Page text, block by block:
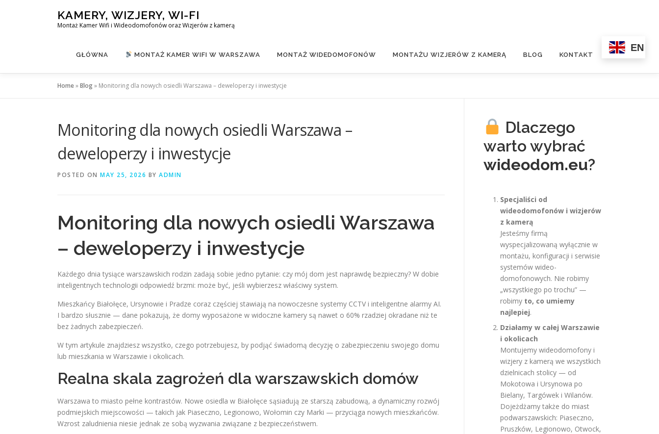
KAMERY, WIZJERY, WI-FI
Montaż Kamer Wifi i Wideodomofonów oraz Wizjerów z kamerą
GŁÓWNA MONTAŻ KAMER WIFI W WARSZAWA MONTAŻ WIDEDOMOFONÓW MONTAŻU WIZJERÓW Z KAMERĄ BLOG KONTAKT
EN
Home»Blog» Monitoring dla nowych osiedli Warszawa – deweloperzy i inwestycje
Monitoring dla nowych osiedli Warszawa –
deweloperzy i inwestycje
POSTED ON MAY 25, 2026 BY ADMIN
Monitoring dla nowych osiedli Warszawa
– deweloperzy i inwestycje
Każdego dnia tysiące warszawskich rodzin zadają sobie jedno pytanie: czy mój dom jest naprawdę bezpieczny? W dobie
inteligentnych technologii odpowiedź brzmi: może być, jeśli wybierzesz właściwy system.
Mieszkańcy Białołęce, Ursynowie i Pradze coraz częściej stawiają na nowoczesne systemy CCTV i inteligentne alarmy AI.
I bardzo słusznie — dane pokazują, że domy wyposażone w widoczne kamery są nawet o 60% rzadziej okradane niż te
bez żadnych zabezpieczeń.
W tym artykule znajdziesz wszystko, czego potrzebujesz, by podjąć świadomą decyzję o zabezpieczeniu swojego domu
lub mieszkania w Warszawie i okolicach.
Realna skala zagrożeń dla warszawskich domów
Warszawa to miasto pełne kontrastów. Nowe osiedla w Białołęce sąsiadują ze starszą zabudową, a dynamiczny rozwój
podmiejskich miejscowości — takich jak Piaseczno, Legionowo, Wołomin czy Marki — przyciąga nowych mieszkańców.
Wzrost zaludnienia niesie jednak ze sobą wyzwania związane z bezpieczeństwem.
Dlaczego
warto wybrać
wideodom.eu?
Specjaliści od
wideodomofonów i wizjerów
z kamerą
Jesteśmy firmą
wyspecjalizowaną wyłącznie w
montażu, konfiguracji i serwisie
systemów wideo-
domofonowych. Nie robimy
„wszystkiego po trochu” —
robimy to, co umiemy
najlepiej.
Działamy w całej Warszawie
i okolicach
Montujemy wideodomofony i
wizjery z kamerą we wszystkich
dzielnicach stolicy — od
Mokotowa i Ursynowa po
Bielany, Targówek i Wilanów.
Dojeżdżamy także do miast
podwarszawskich: Piaseczno,
Pruszków, Legionowo, Otwock,